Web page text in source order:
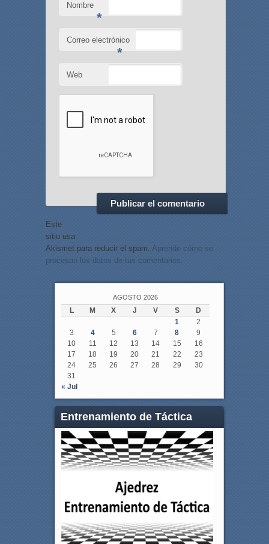
Nombre
*
Correo electrónico
*
Web
Este
sitio usa
Akismet para reducir el spam. Aprende cómo se
procesan los datos de tus comentarios.
AGOSTO 2026
L M X J V S
D
1
2
3
4 5 6 7 8
9
10
11 12 13 14 15
16
17
18 19 20 21 22
23
24
25 26 27 28 29
30
31
« Jul
Entrenamiento de Táctica